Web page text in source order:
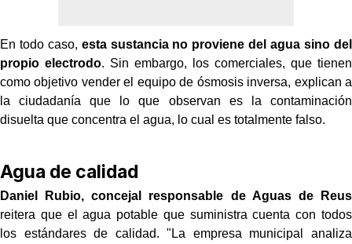
En todo caso, esta sustancia no proviene del agua sino del
propio electrodo. Sin embargo, los comerciales, que tienen
como objetivo vender el equipo de ósmosis inversa, explican a
la ciudadanía que lo que observan es la contaminación
disuelta que concentra el agua, lo cual es totalmente falso.
Agua de calidad
Daniel Rubio, concejal responsable de Aguas de Reus
reitera que el agua potable que suministra cuenta con todos
los estándares de calidad. "La empresa municipal analiza